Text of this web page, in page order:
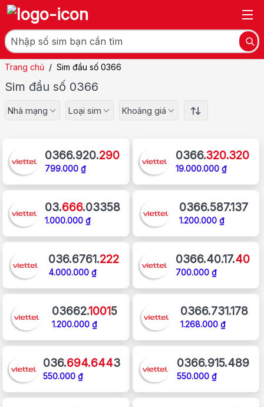
Trang chủ / Sim đầu số 0366
Sim đầu số 0366
Nhà mạng Loại sim Khoảng giá
0366.920.290
799.000 ₫
0366.320.320
19.000.000 ₫
03.666.03358
1.000.000 ₫
0366.587.137
1.200.000 ₫
036.6761.222
4.000.000 ₫
0366.40.17.40
700.000 ₫
03662.10015
1.200.000 ₫
0366.731.178
1.268.000 ₫
036.694.6443
550.000 ₫
0366.915.489
550.000 ₫